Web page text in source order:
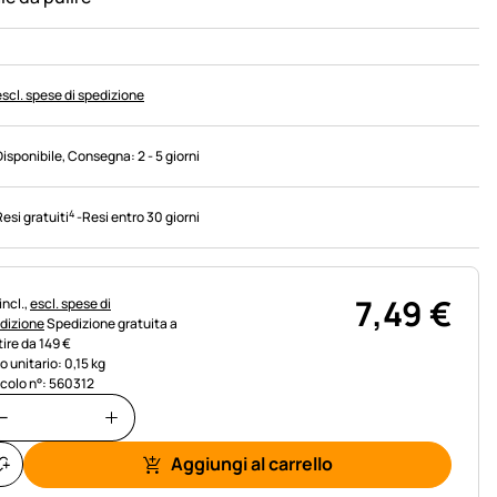
spese di spedizione
, Consegna:2 - 5 giorni
gratuiti4-Resi entro 30 giorni
fiscali:
escl. spese di
Spedizione gratuita a
da 149 €
unitario: 0,15 kg
n°: 560312
7,49€
Aggiungi al carrello